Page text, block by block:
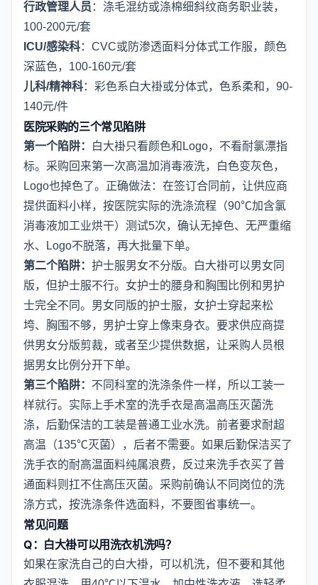
行政管理人员 ：涤毛混纺或涤棉细斜纹商务职业装，
100-200元/套
ICU/感染科：CVC或防渗透面料分体式工作服，颜色
深蓝色，100-160元/套
儿科/精神科：彩色系白大褂或分体式，色系柔和，90-
140元/件
医院采购的三个常见陷阱
第一个陷阱：
白大褂只看颜色和Logo，不看耐氯漂指
标。采购回来第一次高温加消毒液洗，白色变灰色，
Logo也掉色了。正确做法：在签订合同前，让供应商
提供面料小样，按医院实际的洗涤流程（90℃加含氯
消毒液加工业烘干）测试5次，确认无掉色、无严重缩
水、Logo不脱落，再大批量下单。
第二个陷阱： 护士服男女不分版。白大褂可以男女同
版，但护士服不行。女护士的腰身和胸围比例和男护
士完全不同。男女同版的护士服，女护士穿起来松
垮、胸围不够，男护士穿上像束身衣。要求供应商提
供男女分版剪裁，或者至少提供数据，让采购人员根
据男女比例分开下单。
第三个陷阱： 不同科室的洗涤条件一样，所以工装一
样就行。实际上手术室的洗手衣是高温高压灭菌洗
涤，后勤保洁的工装是普通工业水洗。前者要求耐超
高温（135℃灭菌），后者不需要。如果后勤保洁买了
洗手衣的耐高温面料纯属浪费，反过来洗手衣买了普
通面料则扛不住高压灭菌。采购前确认不同岗位的洗
涤方式，按洗涤条件选面料，不要图省事统一。
常见问题
Q：白大褂可以用洗衣机洗吗？
如果在家洗自己的白大褂，可以机洗，但不要和其他